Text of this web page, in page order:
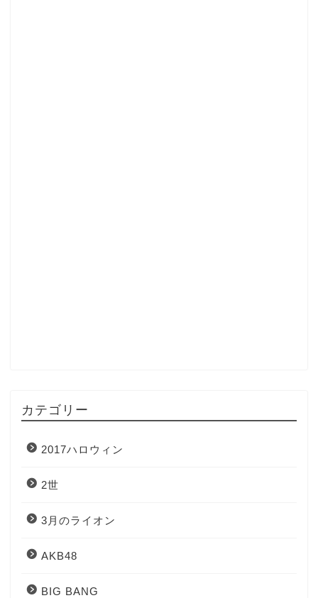
カテゴリー
2017ハロウィン
2世
3月のライオン
AKB48
BIG BANG